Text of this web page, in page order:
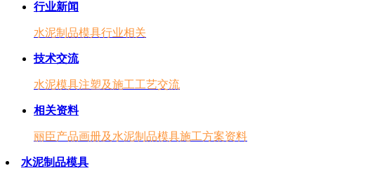
行业新闻
水泥制品模具行业相关
技术交流
水泥模具注塑及施工工艺交流
相关资料
丽臣产品画册及水泥制品模具施工方案资料
水泥制品模具